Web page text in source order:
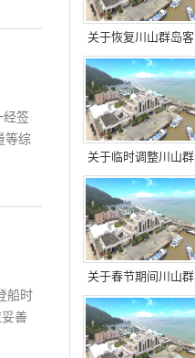
经签
等综
船时
善
关于恢复川山群岛客
运服务的通知
关于临时调整川山群
岛海域客运航班的公
告
关于春节期间川山群
岛客运航班调整的通
知